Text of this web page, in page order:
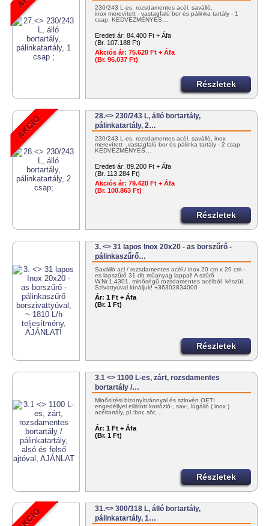
230/243 L-es, rozsdamentes acél, saválló,
inox merevített - vastagfalú bor és pálinka tartály - 1
csap. KEDVEZMÉNYES…
Eredeti ár: 84.400 Ft + Áfa
(Br. 107.188 Ft)
Akciós ár: 75.620 Ft + Áfa
(Br. 96.037 Ft)
Részletek
28.<> 230/243 L, álló bortartály,
pálinkatartály, 2…
230/243 L-es, rozsdamentes acél, saválló, inox
merevített - vastagfalú bor és pálinka tartály - 2 csap.
KEDVEZMÉNYES…
Eredeti ár: 89.200 Ft + Áfa
(Br. 113.284 Ft)
Akciós ár: 79.420 Ft + Áfa
(Br. 100.863 Ft)
Részletek
3. <> 31 lapos Inox 20x20 - as borszűrő -
pálinkaszűrő…
Saválló acl / rozsdamentes acél / inox 20 cm x 20 cm -
es lapszűrő 31 db műanyag lappal! A szűrő
W.Nr.1.4301. minőségű rozsdamentes acélból készül.
Szivattyúval kínáljuk! +36303834000
info@tartalygyar.hu
Ár: 1 Ft + Áfa
(Br. 1 Ft)
Részletek
3.1 <> 1100 L-es, zárt, rozsdamentes
bortartály /…
Minősítési bizonyítvánnyal és szlovén OÉTI
engedéllyel ellátott korrózió-, sav-, lúgálló ( inox )
acéltartály, pl.:bor, sör,…
Ár: 1 Ft + Áfa
(Br. 1 Ft)
Részletek
31.<> 300/318 L, álló bortartály,
pálinkatartály, 1…